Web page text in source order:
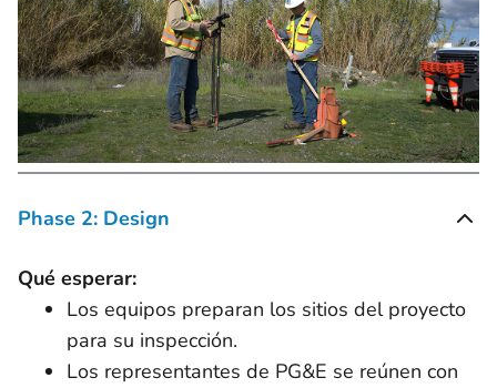
Phase 2: Design
Qué esperar:
Los equipos preparan los sitios del proyecto
para su inspección.
Los representantes de PG&E se reúnen con